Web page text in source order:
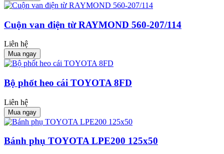
Cuộn van điện từ RAYMOND 560-207/114
Liên hệ
Mua ngay
Bộ phốt heo cái TOYOTA 8FD
Liên hệ
Mua ngay
Bánh phụ TOYOTA LPE200 125x50